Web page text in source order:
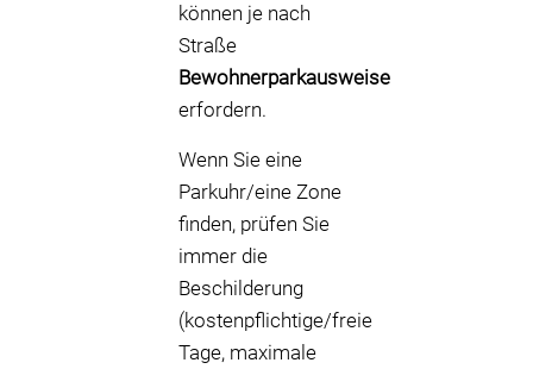
können je nach
Straße
Bewohnerparkausweise
erfordern.
Wenn Sie eine
Parkuhr/eine Zone
finden, prüfen Sie
immer die
Beschilderung
(kostenpflichtige/freie
Tage, maximale